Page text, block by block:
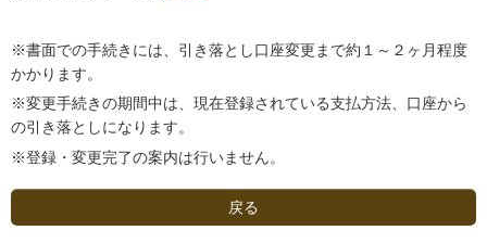
※書面での手続きには、引き落とし口座変更まで約１～２ヶ月程度
かかります。
※変更手続きの期間中は、現在登録されている支払方法、口座から
の引き落としになります。
※登録・変更完了の案内は行いません。
戻る